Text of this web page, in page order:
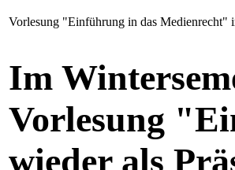
Vorlesung "Einführung in das Medienrecht"
Im
Vorlesung
wieder als